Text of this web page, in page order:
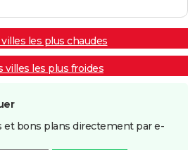
les plus chaudes
villes les plus froides
et bons plans directement par e-